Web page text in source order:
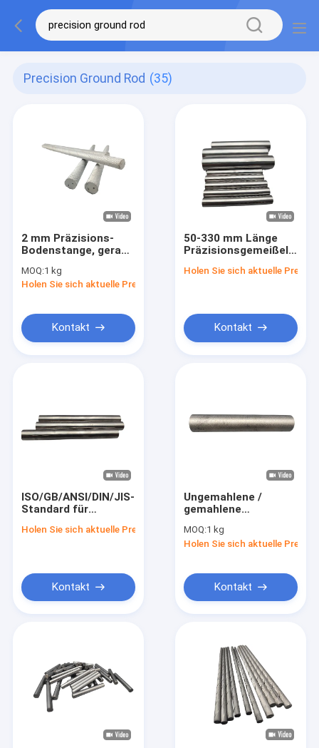
Precision Ground Rod (35)
2 mm Präzisions-
Bodenstange, gerade
Loch Karbidstange
MOQ:1 kg
Holen Sie sich aktuelle Preis
Kontakt
50-330 mm Länge
Präzisionsgemeißelte
mit Bruchfestigkeit
Holen Sie sich aktuelle Preis
Kontakt
ISO/GB/ANSI/DIN/JIS-
Standard für
geerdete, von
Industriezwecke
Holen Sie sich aktuelle Preis
Kontakt
Ungemahlene /
gemahlene
für die
Metallbearbeitung
MOQ:1 kg
Holen Sie sich aktuelle Preis
Kontakt